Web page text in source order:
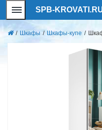
SPB-
/ Шкафы / Шкафы-купе /